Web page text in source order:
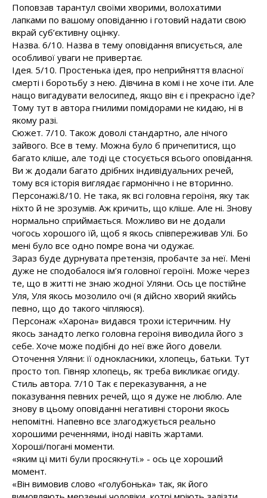
Поповзав тарантул своїми хворими, волохатими
лапками по вашому оповіданню і готовий надати свою
вкрай суб’єктивну оцінку.
Назва. 6/10. Назва в тему оповідання вписується, але
особливої уваги не привертає.
Ідея. 5/10. Простенька ідея, про неприйняття власної
смерті і боротьбу з нею. Дівчина в комі і не хоче іти. Але
нащо вигадувати велосипед, якщо він є і прекрасно їде?
Тому тут в автора гнилими помідорами не кидаю, ні в
якому разі.
Сюжет. 7/10. Також доволі стандартно, але нічого
зайвого. Все в тему. Можна було б причепитися, що
багато кліше, але тоді це стосується всього оповідання.
Ви ж додали багато дрібних індивідуальних речей,
тому вся історія виглядає гармонічно і не вторинно.
Персонажі.8/10. Не така, як всі головна героїня, яку так
ніхто й не зрозумів. Аж кричить, що кліше. Але ні. Знову
нормально сприймається. Можливо ви не додали
чогось хорошого їй, щоб я якось співпереживав Улі. Бо
мені було все одно помре вона чи одужає.
Зараз буде дурнувата претензія, пробачте за неї. Мені
дуже не сподобалося ім’я головної героїні. Може через
те, що в житті не знаю жодної Уляни. Ось це постійне
Уля, Уля якось мозолило очі (я дійсно хворий якийсь
певно, що до такого чіпляюся).
Персонаж «Харона» видався трохи істеричним. Ну
якось занадто легко головна героїня виводила його з
себе. Хоче може подібні до неї вже його довели.
Оточення Уляни: її однокласники, хлопець, батьки. Тут
просто топ. Гівняр хлопець, як треба викликає огиду.
Стиль автора. 7/10 Так є переказування, а не
показування певних речей, що я дуже не люблю. Але
знову в цьому оповіданні негативні сторони якось
непомітні. Напевно все злагоджується реально
хорошими реченнями, іноді навіть жартами.
Хороші/погані моменти.
«яким ці миті були просякнуті.» - ось це хороший
момент.
«Він вимовив слово «голубонька» так, як його